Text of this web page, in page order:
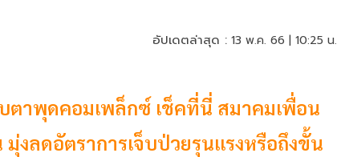
อัปเดตล่าสุด : 13 พ.ค. 66 | 10:25 น.
าพุดคอมเพล็กซ์ เช็คที่นี่ สมาคมเพื่อน
ลดอัตราการเจ็บป่วยรุนแรงหรือถึงขั้น